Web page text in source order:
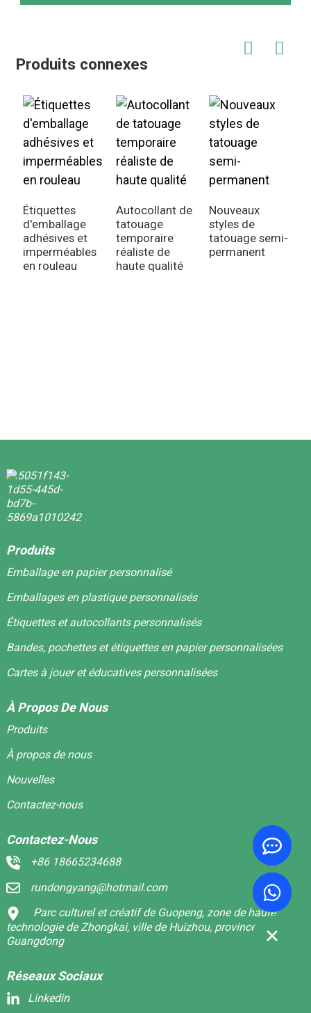
Produits connexes
Étiquettes
d'emballage
adhésives et
imperméables
en rouleau
Autocollant de
tatouage
temporaire
réaliste de
haute qualité
Nouveaux
styles de
tatouage semi-
permanent
Produits
Emballage en papier personnalisé
Emballages en plastique personnalisés
Étiquettes et autocollants personnalisés
Bandes, pochettes et étiquettes en papier personnalisées
Cartes à jouer et éducatives personnalisées
À Propos De Nous
Produits
À propos de nous
Nouvelles
Contactez-nous
Contactez-Nous
+86 18665234688
rundongyang@hotmail.com
Parc culturel et créatif de Guopeng, zone de haute
technologie de Zhongkai, ville de Huizhou, province du
Guangdong
Réseaux Sociaux
Linkedin